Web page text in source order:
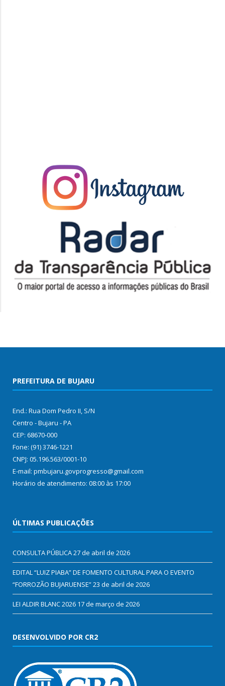
PREFEITURA DE BUJARU
End.: Rua Dom Pedro II, S/N
Centro - Bujaru - PA
CEP: 68670-000
Fone: (91) 3746-1221
CNPJ: 05.196.563/0001-10
E-mail: pmbujaru.govprogresso@gmail.com
Horário de atendimento: 08:00 às 17:00
ÚLTIMAS PUBLICAÇÕES
CONSULTA PÚBLICA27 de abril de 2026
EDITAL “LUIZ PIABA” DE FOMENTO CULTURAL PARA O EVENTO
“FORROZÃO BUJARUENSE”23 de abril de 2026
LEI ALDIR BLANC 2026 17 de março de 2026
DESENVOLVIDO POR CR2